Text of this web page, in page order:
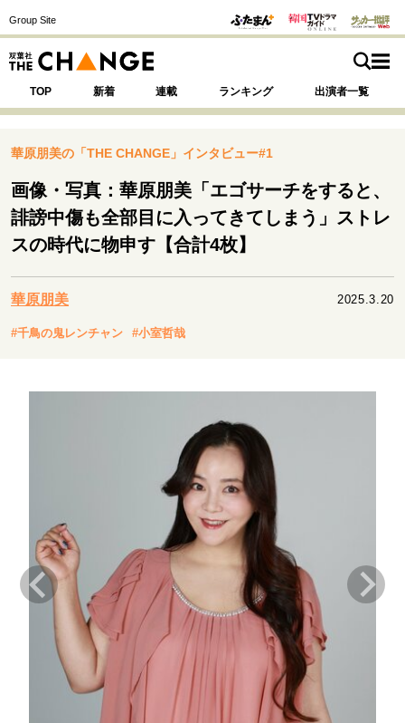
Group Site
TOP 新着 連載 ランキング 出演者一覧
SPECIAL 注目の記事テーマで探す
運命を変えた出会い
挫折からの再起
表現者の葛藤
人生が動いた日
独立という決断
ファーストキャリアを拓く
経営・ビジネス
リーダーの流儀 変革の原動力
次世代へのバトン
トップが描く未来
マインドセット
重圧との向き合い方 一流のルーティン
20代の現在地
華原朋美の「THE CHANGE」インタビュー#1
画像・写真：華原朋美「エゴサーチをすると、
誹謗中傷も全部目に入ってきてしまう」ストレ
スの時代に物申す【合計4枚】
華原朋美 2025.3.20
#千鳥の鬼レンチャン #小室哲哉